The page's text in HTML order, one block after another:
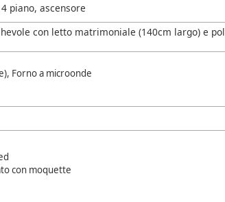
piano, ascensore
con letto matrimoniale (140cm largo) e
Forno a microonde
con moquette